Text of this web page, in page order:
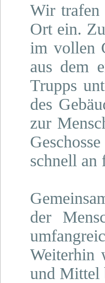
Wir trafen
Ort ein.
im vollen
aus dem
Trupps
des
zur
schnell an
der
Weiterhin
und Mittel